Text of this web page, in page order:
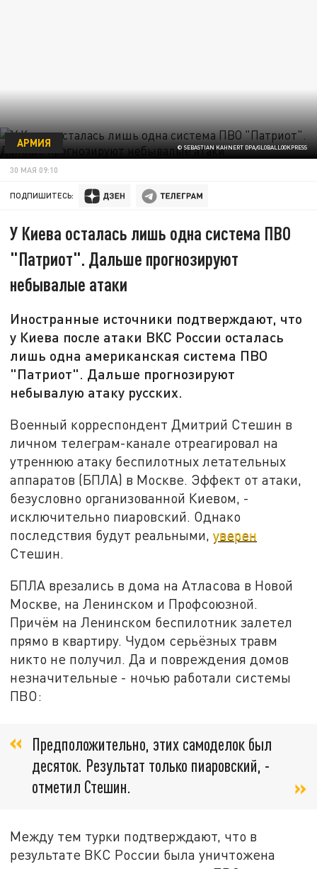
© SEBASTIAN KAHNERT DPA/GLOBALLOOKPRESS
АРМИЯ
30 МАЯ 09:10
ПОДПИШИТЕСЬ:
У Киева осталась лишь одна система ПВО
"Патриот". Дальше прогнозируют
небывалые атаки
Иностранные источники подтверждают, что
у Киева после атаки ВКС России осталась
лишь одна американская система ПВО
"Патриот". Дальше прогнозируют
небывалую атаку русских.
Военный корреспондент Дмитрий Стешин в
личном телеграм-канале отреагировал на
утреннюю атаку беспилотных летательных
аппаратов (БПЛА) в Москве. Эффект от атаки,
безусловно организованной Киевом, -
исключительно пиаровский. Однако
последствия будут реальными,уверен
Стешин.
БПЛА врезались в дома на Атласова в Новой
Москве, на Ленинском и Профсоюзной.
Причём на Ленинском беспилотник залетел
прямо в квартиру. Чудом серьёзных травм
никто не получил. Да и повреждения домов
незначительные - ночью работали системы
ПВО:
Предположительно, этих самоделок был
десяток. Результат только пиаровский, -
отметил Стешин.
Между тем турки подтверждают, что в
результате ВКС России была уничтожена